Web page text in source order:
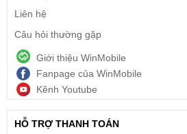
Liên hệ
Câu hỏi thường gặp
Giới thiệu WinMobile
Fanpage của WinMobile
Kênh Youtube
HỖ TRỢ THANH TOÁN